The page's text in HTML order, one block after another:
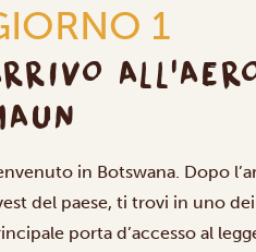
1
in Botswana. Dopo
del paese, ti trovi in uno
porta d’accesso al